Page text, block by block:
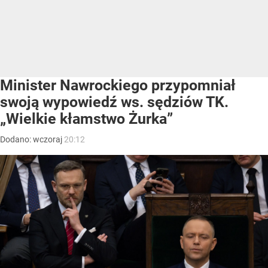
Minister Nawrockiego przypomniał
swoją wypowiedź ws. sędziów TK.
„Wielkie kłamstwo Żurka”
Dodano:wczoraj 20:12